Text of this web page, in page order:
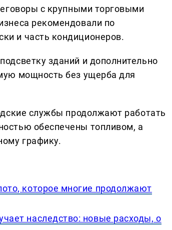
с крупными торговыми
рекомендовали по
и часть кондиционеров.
зданий и дополнительно
мощность без ущерба для
службы продолжают работать
обеспечены топливом, а
графику.
которое многие продолжают
наследство: новые расходы, о